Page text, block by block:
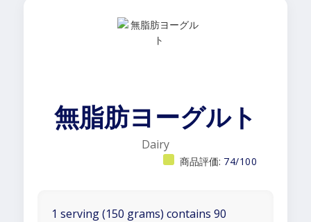
無脂肪ヨーグルト
Dairy
商品評価: 74/100
1 serving (150 grams) contains 90